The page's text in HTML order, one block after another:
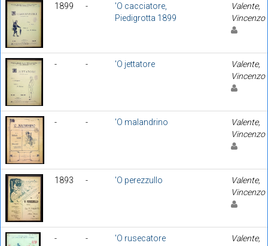
1899 -
'O cacciatore,
Piedigrotta 1899
Valente,
Vincenzo
- - 'O jettatore
Valente,
Vincenzo
- - 'O malandrino
Valente,
Vincenzo
1893 - 'O perezzullo
Valente,
Vincenzo
- - 'O rusecatore
Valente,